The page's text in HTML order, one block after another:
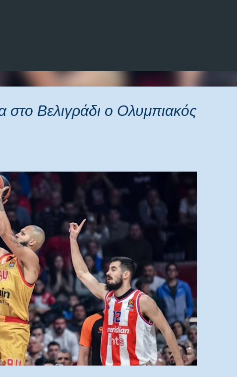
Βελιγράδι ο Ολυμπιακός